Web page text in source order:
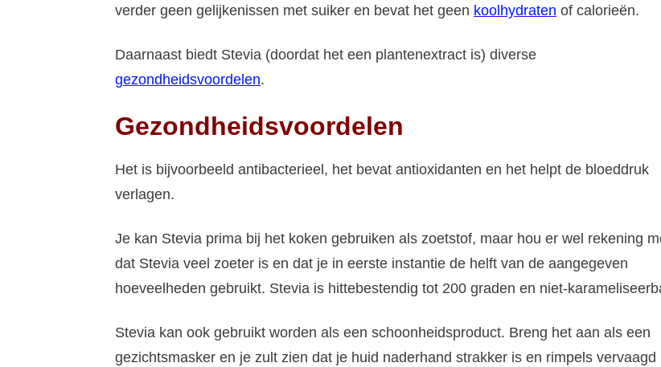
verder geen gelijkenissen met suiker en bevat het geen koolhydraten of calorieën.
Daarnaast biedt Stevia (doordat het een plantenextract is) diverse
gezondheidsvoordelen.
Gezondheidsvoordelen
Het is bijvoorbeeld antibacterieel, het bevat antioxidanten en het helpt de bloeddruk
verlagen.
Je kan Stevia prima bij het koken gebruiken als zoetstof, maar hou er wel rekening
dat Stevia veel zoeter is en dat je in eerste instantie de helft van de aangegeven
hoeveelheden gebruikt. Stevia is hittebestendig tot 200 graden en niet-
Stevia kan ook gebruikt worden als een schoonheidsproduct. Breng het aan als een
gezichtsmasker en je zult zien dat je huid naderhand strakker is en rimpels vervaagd